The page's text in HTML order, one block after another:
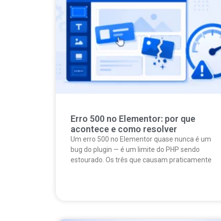
Erro 500 no Elementor: por que
acontece e como resolver
Um erro 500 no Elementor quase nunca é um
bug do plugin — é um limite do PHP sendo
estourado. Os três que causam praticamente